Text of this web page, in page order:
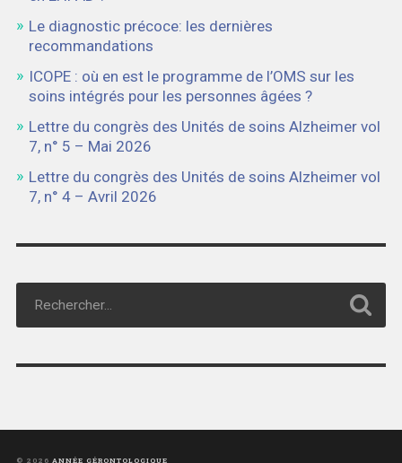
Le diagnostic précoce: les dernières
recommandations
ICOPE : où en est le programme de l’OMS sur les
soins intégrés pour les personnes âgées ?
Lettre du congrès des Unités de soins Alzheimer vol
7, n° 5 – Mai 2026
Lettre du congrès des Unités de soins Alzheimer vol
7, n° 4 – Avril 2026
© 2026 ANNÉE GÉRONTOLOGIQUE